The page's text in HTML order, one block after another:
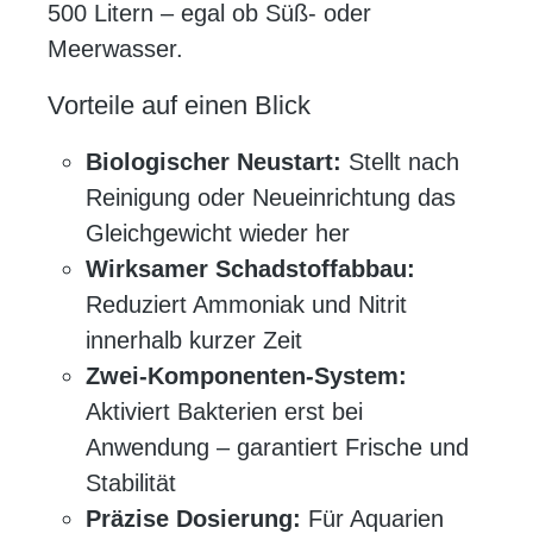
500 Litern – egal ob Süß- oder
Meerwasser.
Vorteile auf einen Blick
Biologischer Neustart: Stellt nach
Reinigung oder Neueinrichtung das
Gleichgewicht wieder her
Wirksamer Schadstoffabbau:
Reduziert Ammoniak und Nitrit
innerhalb kurzer Zeit
Zwei-Komponenten-System:
Aktiviert Bakterien erst bei
Anwendung – garantiert Frische und
Stabilität
Präzise Dosierung: Für Aquarien